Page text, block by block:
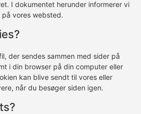
I dokumentet herunder informerer vi
vores websted.
der sendes sammen med sider på
i din browser på din computer eller
kan blive sendt til vores eller
når du besøger siden igen.